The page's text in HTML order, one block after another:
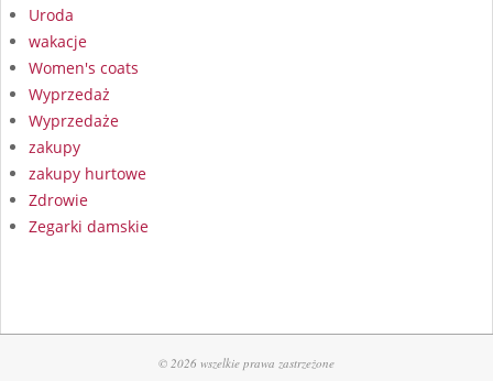
Uroda
wakacje
Women's coats
Wyprzedaż
Wyprzedaże
zakupy
zakupy hurtowe
Zdrowie
Zegarki damskie
© 2026 wszelkie prawa zastrzeżone